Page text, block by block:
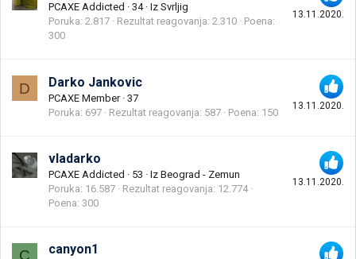
13.11.2020.
PCAXE Addicted · 34 · Iz Svrljig
Poruka 2.817 Rezultat reagovanja 2.310
Poena
300
D
13.11.2020.
Darko Jankovic
PCAXE Member · 37
Poruka 697 Rezultat reagovanja 587 Poena 150
13.11.2020.
vladarko
PCAXE Addicted · 53 · Iz Beograd - Zemun
Poruka 16.587 Rezultat reagovanja 12.774
Poena 300
canyon1